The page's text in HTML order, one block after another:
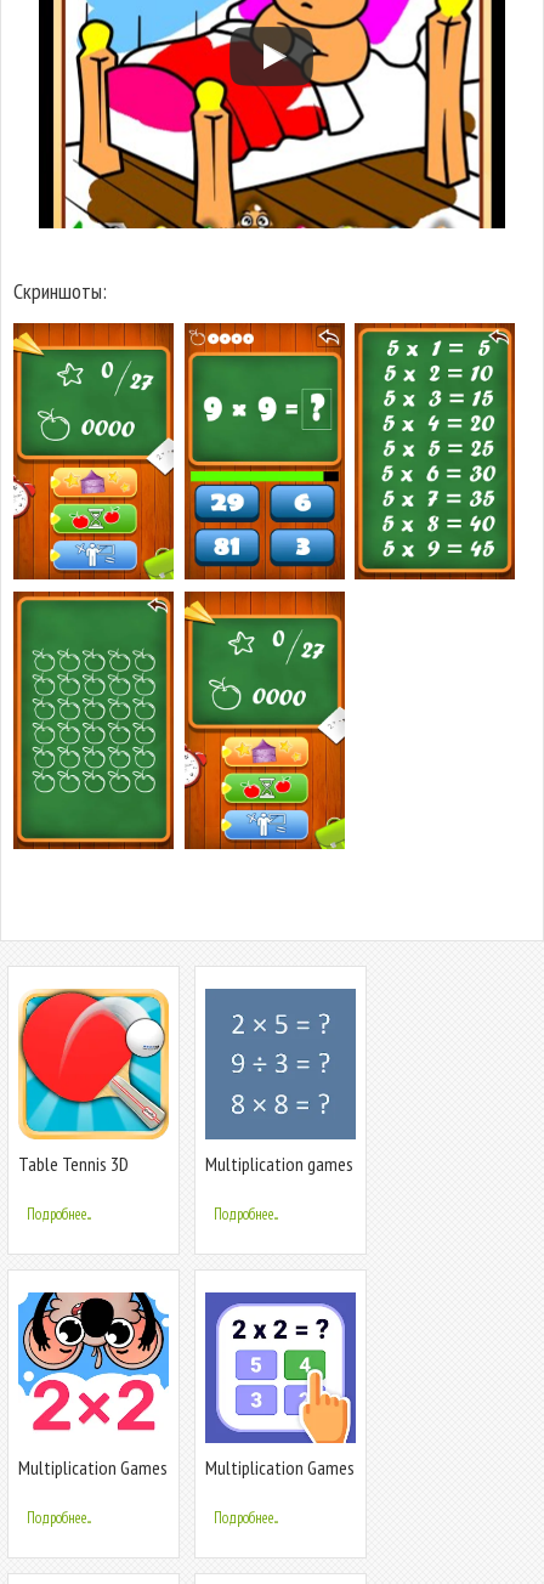
Скриншоты:
Table Tennis 3D
Подробнее...
Multiplication games
Подробнее...
Multiplication Games
Подробнее...
Multiplication Games
Подробнее...